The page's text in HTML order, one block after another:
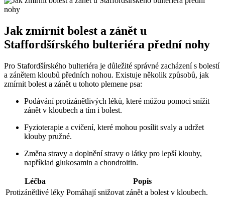
Jak zmírnit bolest a zánět u
Staffordšírského bulteriéra přední nohy
Pro Stafordšírského bulteriéra je důležité správné zacházení s bolestí
a zánětem kloubů předních nohou. Existuje několik způsobů, jak
zmírnit bolest a zánět u tohoto plemene psa:
Podávání protizánětlivých léků, které můžou pomoci snížit
zánět v kloubech a tím i bolest.
Fyzioterapie a cvičení, které mohou posílit svaly a udržet
klouby pružné.
Změna stravy a doplnění stravy o látky pro lepší klouby,
například glukosamin a chondroitin.
Léčba
Popis
Protizánětlivé léky Pomáhají snižovat zánět a bolest v kloubech.